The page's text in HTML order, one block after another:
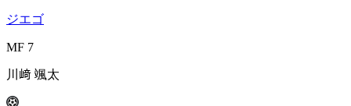
ジエゴ
MF 7
川﨑 颯太